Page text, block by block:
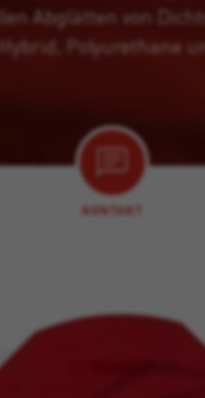
Abglätten von
Polyurethane
KONTAKT